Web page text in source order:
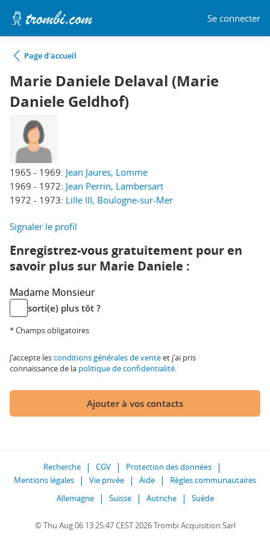
Se connecter
Page d'accueil
Marie Daniele Delaval (Marie
Daniele Geldhof)
1965 - 1969: Jean Jaures, Lomme
1969 - 1972: Jean Perrin, Lambersart
1972 - 1973: Lille III, Boulogne-sur-Mer
Signaler le profil
Enregistrez-vous gratuitement pour en
savoir plus sur Marie Daniele :
Madame Monsieur
sorti(e) plus tôt ?
* Champs obligatoires
J'accepte lesconditions générales de venteet j'ai pris
connaissance de la politique de confidentialité.
Ajouter à vos contacts
Recherche CGV
Protection des données
Mentions légales
Vie privée Aide
Règles communautaires
Allemagne
Suisse Autriche Suède
© Thu Aug 06 13:25:47 CEST 2026 Trombi Acquisition Sarl